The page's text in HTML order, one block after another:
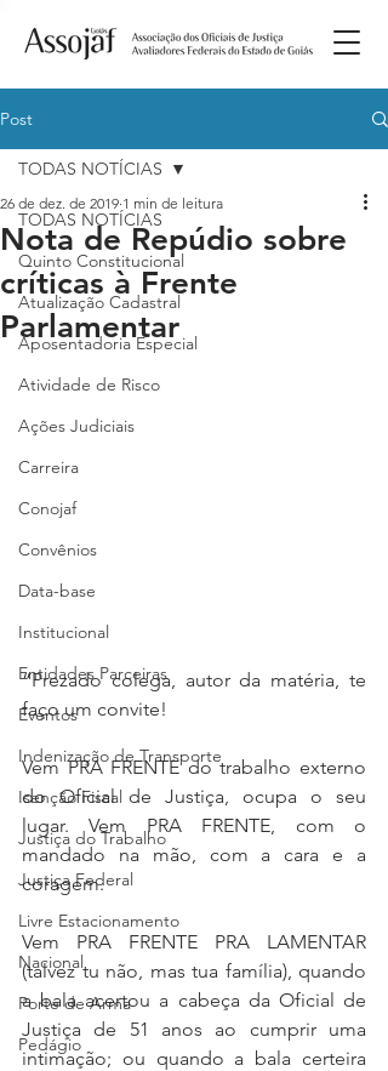
Post
TODAS NOTÍCIAS
Quinto Constitucional
Atualização Cadastral
Aposentadoria Especial
Atividade de Risco
Ações Judiciais
Carreira
Conojaf
Convênios
Data-base
Institucional
Entidades Parceiras
Eventos
Indenização de Transporte
Isenção Fiscal
Justiça do Trabalho
Justiça Federal
Livre Estacionamento
Nacional
Porte de Arma
Pedágio
TODAS NOTÍCIAS
Nota de Repúdio sobre
críticas à Frente
Parlamentar
26 de dez. de 2019 1 min de leitura
“Prezado colega, autor da matéria, te
faço um convite!
Vem PRA FRENTE do trabalho externo
do Oficial de Justiça, ocupa o seu
lugar. Vem PRA FRENTE, com o
mandado na mão, com a cara e a
coragem.
Vem PRA FRENTE PRA LAMENTAR
(talvez tu não, mas tua família), quando
a bala acertou a cabeça da Oficial de
Justiça de 51 anos ao cumprir uma
intimação; ou quando a bala certeira